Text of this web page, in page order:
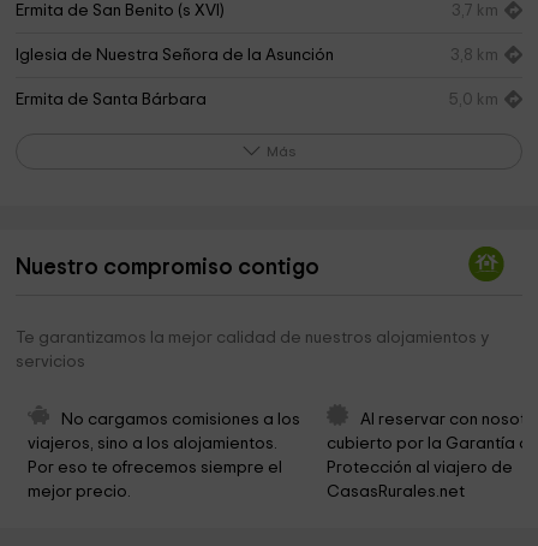
Ermita de San Benito (s XVI) 3,7 km
Iglesia de Nuestra Señora de la Asunción 3,8 km
Ermita de Santa Bárbara 5,0 km
Torre iglesia Mediano inundado
Ermita de San Emeterio y San Celedonio 8,4 km
Iglesia de San Martín
Iglesia de San Bartolomé
Iglesia de La Asunción
Sierra de Sevil 12,4 km
Más
Nuestro compromiso contigo
Te garantizamos la mejor calidad de nuestros alojamientos y
servicios
No cargamos comisiones a los
viajeros, sino a los alojamientos.
Por eso te ofrecemos siempre el
mejor precio.
Al reservar con
cubierto por la Garantía
Protección al viajero de
CasasRurales.net